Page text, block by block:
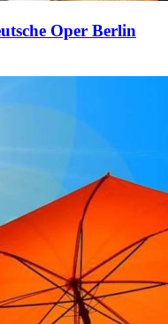
Oper Berlin